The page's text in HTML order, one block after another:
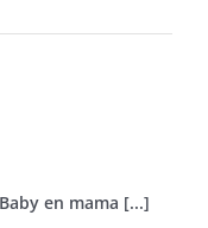
Baby en mama [...]